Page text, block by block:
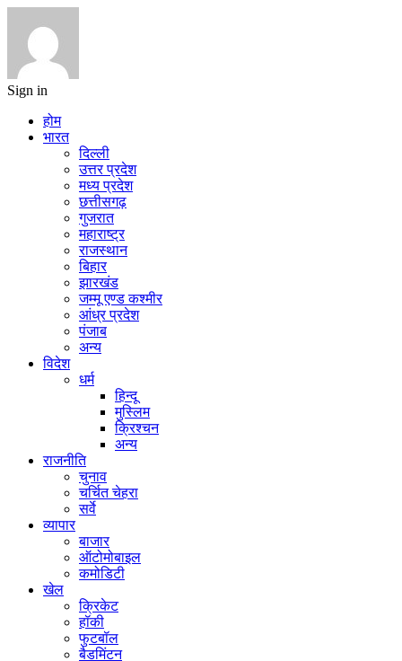
Sign in
होम
भारत
दिल्ली
उत्तर प्रदेश
मध्य प्रदेश
छत्तीसगढ़
गुजरात
महाराष्ट्र
राजस्थान
बिहार
झारखंड
जम्मू एण्ड कश्मीर
आंध्र प्रदेश
पंजाब
अन्य
विदेश
धर्म
हिन्दू
मुस्लिम
क्रिश्चन
अन्य
राजनीति
चुनाव
चर्चित चेहरा
सर्वे
व्यापार
बाजार
ऑटोमोबाइल
कमोडिटी
खेल
क्रिकेट
हॉकी
फुटबॉल
बैडमिंटन